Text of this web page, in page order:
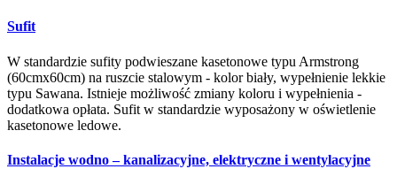
Sufit
W standardzie sufity podwieszane kasetonowe typu Armstrong
(60cmx60cm) na ruszcie stalowym - kolor biały, wypełnienie lekkie
typu Sawana. Istnieje możliwość zmiany koloru i wypełnienia -
dodatkowa opłata. Sufit w standardzie wyposażony w oświetlenie
kasetonowe ledowe.
Instalacje wodno – kanalizacyjne, elektryczne i wentylacyjne